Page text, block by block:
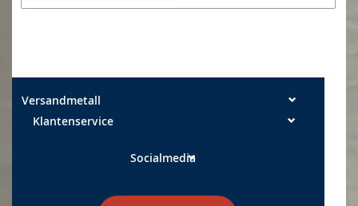
Versandmetall
Klantenservice
Socialmedia